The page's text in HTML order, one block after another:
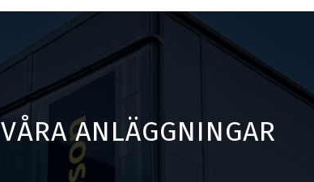
VÅRA ANLÄGGNINGAR